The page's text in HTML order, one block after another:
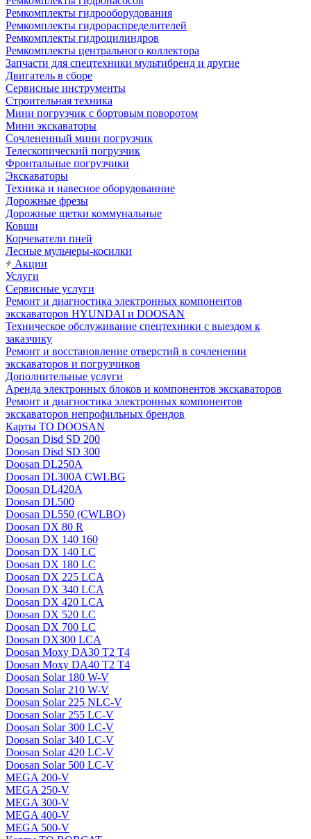
Ремкомплекты гидрооборудования
Ремкомплекты гидрораспределителей
Ремкомплекты гидроцилиндров
Ремкомплекты центрального коллектора
Запчасти для спецтехники мультибренд и другие
Двигатель в сборе
Сервисные инструменты
Строительная техника
Мини погрузчик с бортовым поворотом
Мини экскаваторы
Сочлененный мини погрузчик
Телескопический погрузчик
Фронтальные погрузчики
Экскаваторы
Техника и навесное оборудованние
Дорожные фрезы
Дорожные щетки коммунальные
Ковши
Корчеватели пней
Лесные мульчеры-косилки
Акции
Услуги
Сервисные услуги
Ремонт и диагностика электронных компонентов
экскаваторов HYUNDAI и DOOSAN
Техническое обслуживание спецтехники с выездом к
заказчику
Ремонт и восстановление отверстий в сочленении
экскаваторов и погрузчиков
Дополнительные услуги
Аренда электронных блоков и компонентов экскаваторов
Ремонт и диагностика электронных компонентов
экскаваторов непрофильных брендов
Карты ТО DOOSAN
Doosan Disd SD 200
Doosan Disd SD 300
Doosan DL250A
Doosan DL300A CWLBG
Doosan DL420A
Doosan DL500
Doosan DL550 (CWLBO)
Doosan DX 80 R
Doosan DX 140 160
Doosan DX 140 LC
Doosan DX 180 LC
Doosan DX 225 LCA
Doosan DX 340 LCA
Doosan DX 420 LCA
Doosan DX 520 LC
Doosan DX 700 LC
Doosan DX300 LCA
Doosan Moxy DA30 T2 T4
Doosan Moxy DA40 T2 T4
Doosan Solar 180 W-V
Doosan Solar 210 W-V
Doosan Solar 225 NLC-V
Doosan Solar 255 LC-V
Doosan Solar 300 LC-V
Doosan Solar 340 LC-V
Doosan Solar 420 LC-V
Doosan Solar 500 LC-V
MEGA 200-V
MEGA 250-V
MEGA 300-V
MEGA 400-V
MEGA 500-V